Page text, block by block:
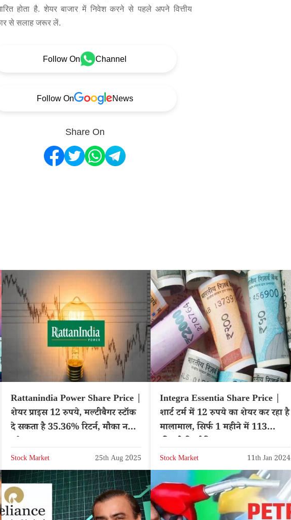
होता है. शेयर बाजार में निवेश करने से पहले अपने वित्तीय
से सलाह जरूर लें.
Follow On Channel
Follow On News
Share On
Rattanindia Power Share Price |
शेयर प्राइस 12 रुपये, मल्टीबैगर स्टॉक
दे सकता है 35.36% रिटर्न, मौका न
Stock Market 25th Aug 2025
Integra Essentia Share Price |
शार्ट टर्म में 12 रुपये का शेयर कर रहा है
मालामाल, सिर्फ 1 महीने में 113
Stock Market 11th Jan 2024